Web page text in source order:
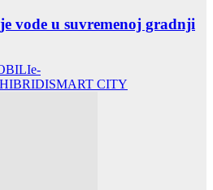
vode u suvremenoj gradnji
e-
HIBRIDISMART CITY